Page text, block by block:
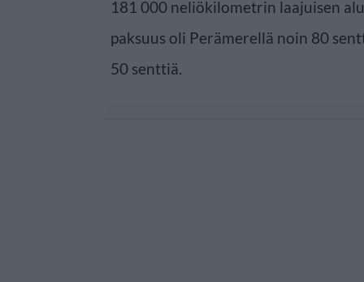
181 000 neliökilometrin laajuisen
paksuus oli Perämerellä noin 80
50 senttiä.